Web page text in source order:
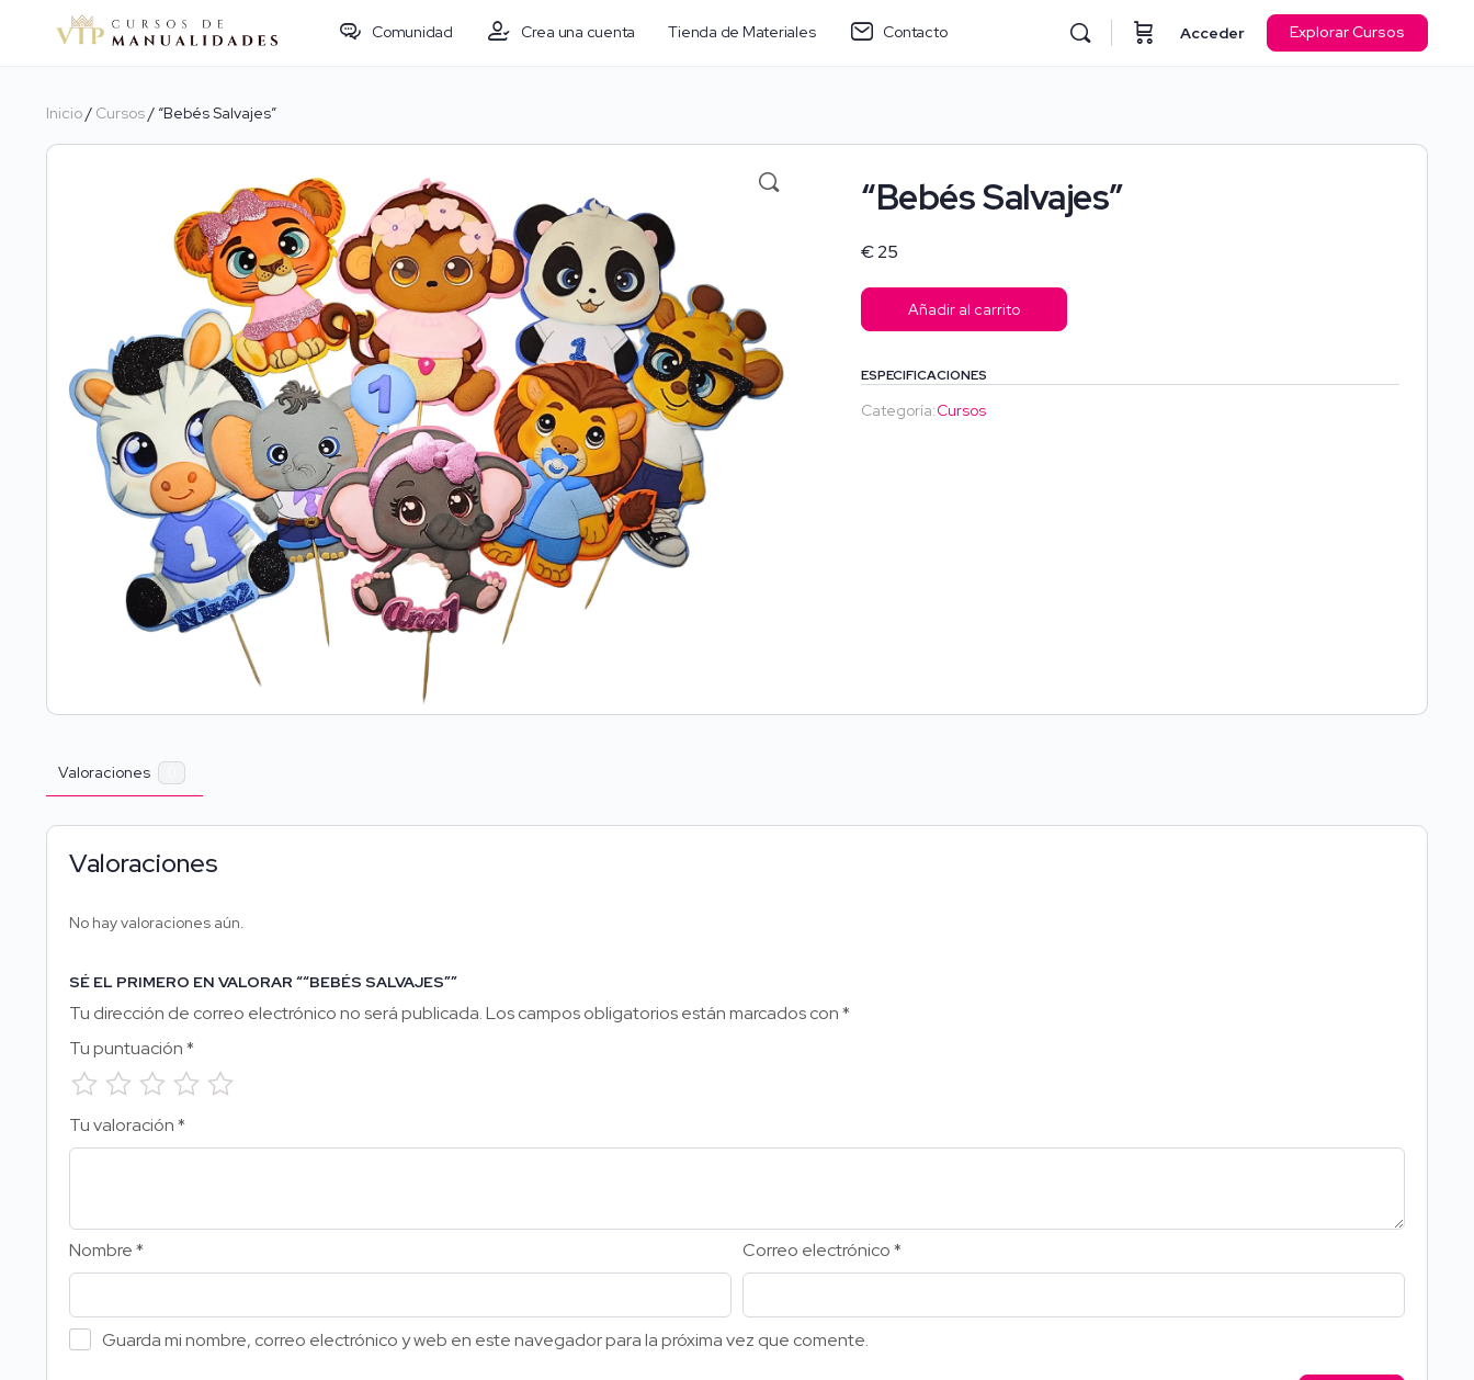
Comunidad Crea una cuenta Tienda de Materiales Contacto Acceder Explorar Cursos
Inicio/ Cursos/ “Bebés Salvajes”
“Bebés Salvajes”
€25
Añadir al carrito
ESPECIFICACIONES
Categoría:Cursos
Valoraciones
Valoraciones
No hay valoraciones aún.
SÉ EL PRIMERO EN VALORAR ““BEBÉS SALVAJES””
Tu dirección de correo electrónico no será publicada.Los campos obligatorios están marcados con*
Tu puntuación*
Tu valoración*
Nombre* Correo electrónico*
Guarda mi nombre, correo electrónico y web en este navegador para la próxima vez que comente.